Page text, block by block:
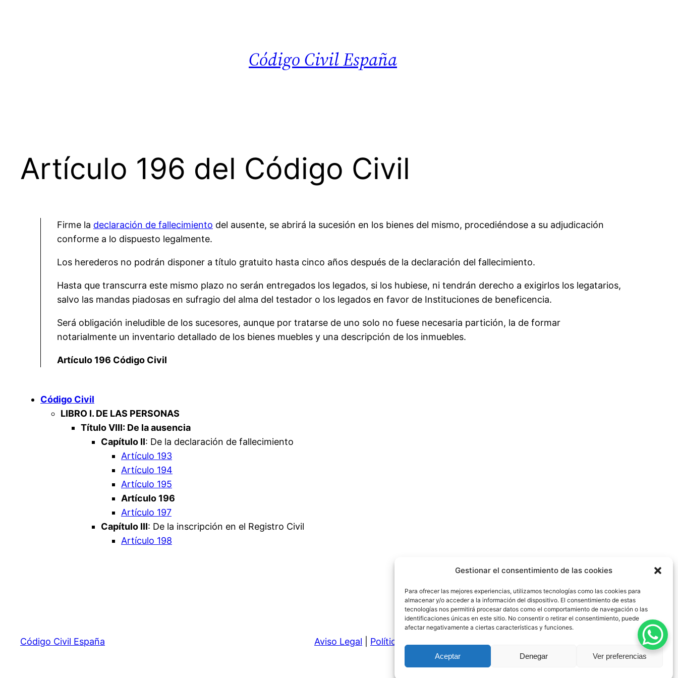
Gestionar el consentimiento de las cookies
Para ofrecer las mejores experiencias, utilizamos tecnologías como las cookies para
almacenar y/o acceder a la información del dispositivo. El consentimiento de estas
tecnologías nos permitirá procesar datos como el comportamiento de navegación o las
identificaciones únicas en este sitio. No consentir o retirar el consentimiento, puede
afectar negativamente a ciertas características y funciones.
Aceptar Denegar Ver preferencias
Código Civil España
Artículo 196 del Código Civil
Firme la declaración de fallecimiento del ausente, se abrirá la sucesión en los bienes del mismo, procediéndose a su adjudicación
conforme a lo dispuesto legalmente.
Los herederos no podrán disponer a título gratuito hasta cinco años después de la declaración del fallecimiento.
Hasta que transcurra este mismo plazo no serán entregados los legados, si los hubiese, ni tendrán derecho a exigirlos los legatarios,
salvo las mandas piadosas en sufragio del alma del testador o los legados en favor de Instituciones de beneficencia.
Será obligación ineludible de los sucesores, aunque por tratarse de uno solo no fuese necesaria partición, la de formar
notarialmente un inventario detallado de los bienes muebles y una descripción de los inmuebles.
Artículo 196 Código Civil
Código Civil
LIBRO I. DE LAS PERSONAS
Título VIII: De la ausencia
Capítulo II: De la declaración de fallecimiento
Artículo 193
Artículo 194
Artículo 195
Artículo 196
Artículo 197
Capítulo III: De la inscripción en el Registro Civil
Artículo 198
Código Civil España Aviso Legal Política de Privacidad